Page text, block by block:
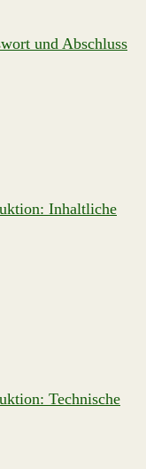
und Abschluss
Inhaltliche
Technische